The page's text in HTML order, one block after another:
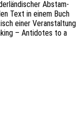
Abstam­
Text in einem Buch
einer Veran­stal­tung
– Anti­do­tes to a